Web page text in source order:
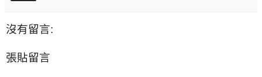
沒有留言:
張貼留言